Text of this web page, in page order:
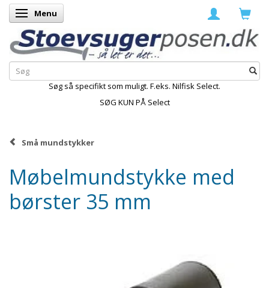
Skifte navigation
Menu
Søg så specifikt som muligt. F.eks. Nilfisk Select.
SØG KUN PÅ Select
Små mundstykker
Møbelmundstykke med
børster 35 mm